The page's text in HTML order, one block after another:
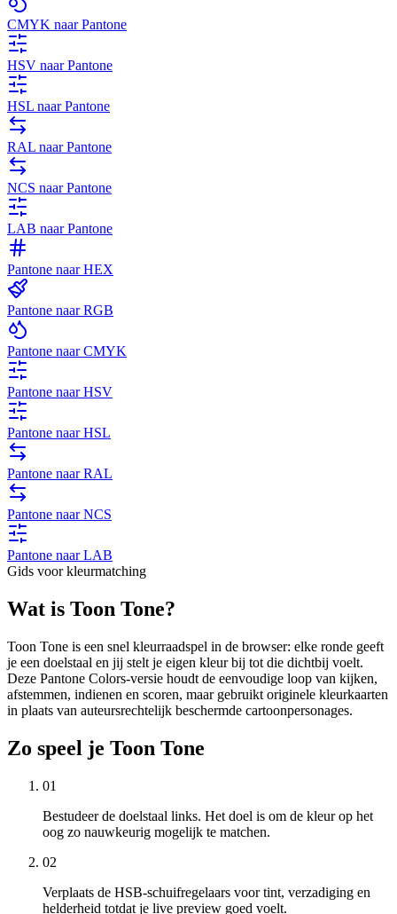
CMYK naar Pantone
HSV naar Pantone
HSL naar Pantone
RAL naar Pantone
NCS naar Pantone
LAB naar Pantone
Pantone naar HEX
Pantone naar RGB
Pantone naar CMYK
Pantone naar HSV
Pantone naar HSL
Pantone naar RAL
Pantone naar NCS
Pantone naar LAB
Gids voor kleurmatching
Wat is Toon Tone?
Toon Tone is een snel kleurraadspel in de browser: elke ronde geeft
je een doelstaal en jij stelt je eigen kleur bij tot die dichtbij voelt.
Deze Pantone Colors-versie houdt de eenvoudige loop van kijken,
afstemmen, indienen en scoren, maar gebruikt originele kleurkaarten
in plaats van auteursrechtelijk beschermde cartoonpersonages.
Zo speel je Toon Tone
01
Bestudeer de doelstaal links. Het doel is om de kleur op het
oog zo nauwkeurig mogelijk te matchen.
02
Verplaats de HSB-schuifregelaars voor tint, verzadiging en
helderheid totdat je live preview goed voelt.